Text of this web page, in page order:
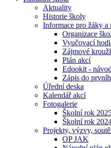
Aktuality
Historie školy
Informace pro žáky a
Organizace
Vyučovací
Zájmové
Plán akcí
Edookit - návod
Zápis do
Úřední deska
Kalendář akcí
Fotogalerie
Školní rok
Školní rok
Projekty, výzvy,
OP JAK